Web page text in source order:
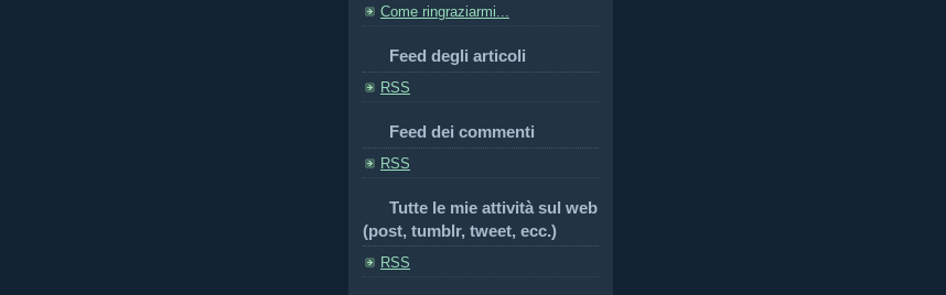
Come ringraziarmi...
Feed degli articoli
RSS
Feed dei commenti
RSS
Tutte le mie attività sul web
(post, tumblr, tweet, ecc.)
RSS